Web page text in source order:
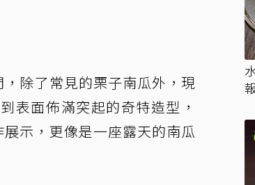
除了常見的栗子南瓜外，現
表面佈滿突起的奇特造型，
示，更像是一座露天的南瓜